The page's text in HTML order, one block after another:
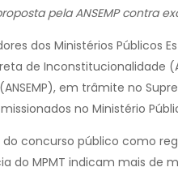
pela ANSEMP contra
dos Ministérios Públicos
de Inconstitucionalidade
em trâmite no
no Ministério
concurso público como
do MPMT indicam mais de